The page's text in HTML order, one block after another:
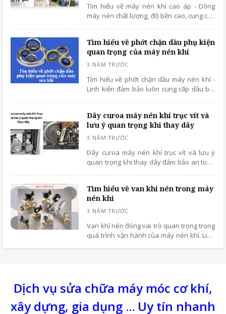
Tìm hiểu về máy nén khí cao áp - Dòng
máy nén chất lượng, độ bền cao, cung cấp
Tìm hiểu về phớt chặn dầu phụ kiện
quan trọng của máy nén khí
Tìm hiểu về phớt chặn dầu máy nén khí -
Linh kiện đảm bảo luôn cung cấp dầu bôi
hệ thống máy nén.
Dây curoa máy nén khí trục vít và
lưu ý quan trọng khi thay dây
Dây curoa máy nén khí trục vít và lưu ý
quan trọng khi thay dây đảm bảo an toàn
Tìm hiểu về van khí nén trong máy
nén khí
Van khí nén đóng vai trò quan trọng trong
quá trình vận hành của máy nén khí. Linh
Dịch vụ sửa chữa máy móc cơ khí,
xây dựng, gia dụng ... Uy tín nhanh